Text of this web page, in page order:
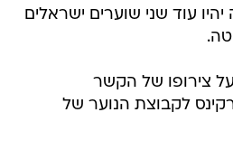
צירופו של הקשר